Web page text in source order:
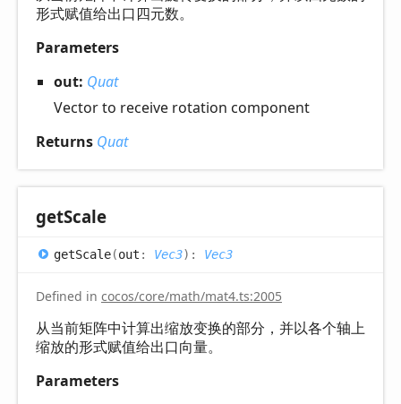
形式赋值给出口四元数。
Parameters
out: Quat
Vector to receive rotation component
Returns Quat
getScale
getScale(out : Vec3) : Vec3
Defined in cocos/core/math/mat4.ts:2005
从当前矩阵中计算出缩放变换的部分，并以各个轴上
缩放的形式赋值给出口向量。
Parameters